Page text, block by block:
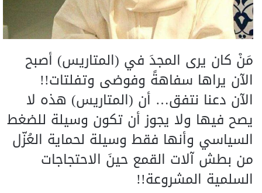
مَنْ كان يرى المجدَ في (المتاريس) أصبح
الآن يراها سفاهةً وفوضى وتفلتات!!
الآن دعنا نتفق… أن (المتاريس) هذه لا
يصح فيها ولا يجوز أن تكون وسيلة للضغط
السياسي وأنها فقط وسيلة لحماية العُزّل
من بطش آلات القمع حينَ الاحتجاجات
السلمية المشروعة!!